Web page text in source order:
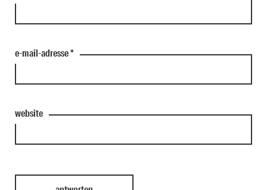
e-mail-adresse*
website